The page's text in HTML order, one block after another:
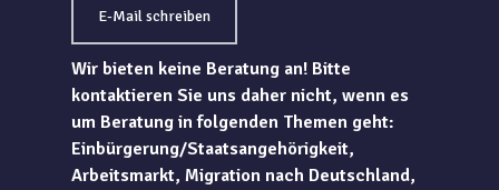
E-Mail schreiben
Wir bieten keine Beratung an! Bitte
kontaktieren Sie uns daher nicht, wenn es
um Beratung in folgenden Themen geht:
Einbürgerung/Staatsangehörigkeit,
Arbeitsmarkt, Migration nach Deutschland,